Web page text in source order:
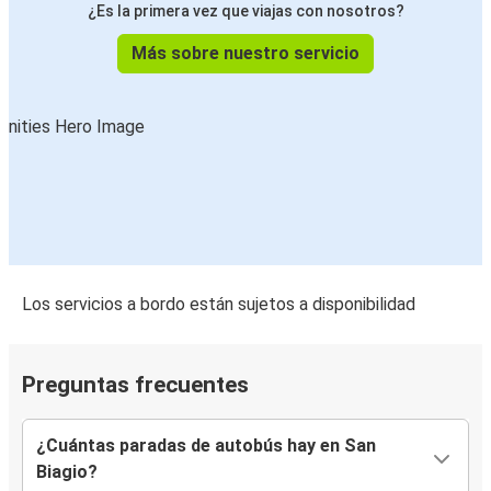
¿Es la primera vez que viajas con nosotros?
Más sobre nuestro servicio
Los servicios a bordo están sujetos a disponibilidad
Preguntas frecuentes
¿Cuántas paradas de autobús hay en San
Biagio?